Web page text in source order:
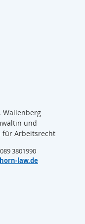
Wallenberg
und
für Arbeitsrecht
3801990
law.de